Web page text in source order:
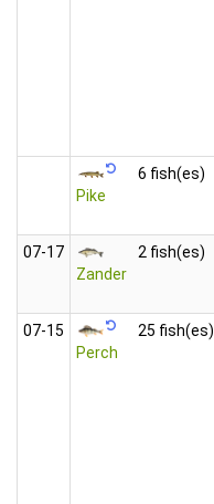
Pike
6 fish(es)
07‑17
Zander
2 fish(es)
07‑15
Perch
25 fish(es)